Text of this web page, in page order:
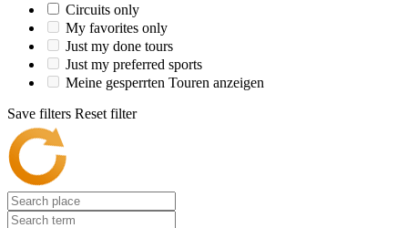
Circuits only
My favorites only
Just my done tours
Just my preferred sports
Meine gesperrten Touren anzeigen
Save filters Reset filter